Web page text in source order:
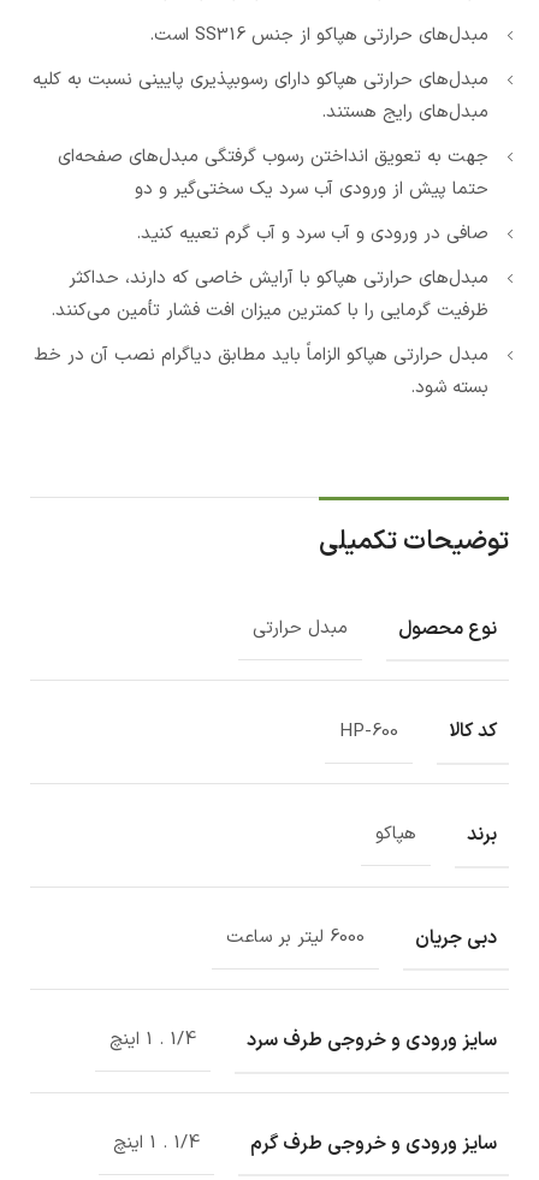
مبدل‌های حرارتی هپاکو از جنس SS316 است.
مبدل‌های حرارتی هپاکو دارای رسوبپذیری پایینی نسبت به کلیه
مبدل‌های رایج هستند.
جهت به تعویق انداختن رسوب گرفتگی مبدل‌های صفحه‌ای
حتما پیش از ورودی آب سرد یک سختی‌گیر و دو
صافی در ورودی و آب سرد و آب گرم تعبیه کنید.
مبدل‌های حرارتی هپاکو با آرایش خاصی که دارند، حداکثر
ظرفیت گرمایی را با کمترین میزان افت فشار تأمین می‌کنند.
مبدل حرارتی هپاکو الزاماً باید مطابق دیاگرام نصب آن در خط
بسته شود.
توضیحات تکمیلی
نوع محصول مبدل حرارتی
کد کالا HP-600
برند هپاکو
دبی جریان 6000 لیتر بر ساعت
سایز ورودی و خروجی طرف سرد 1/4 . 1 اینچ
سایز ورودی و خروجی طرف گرم 1/4 . 1 اینچ